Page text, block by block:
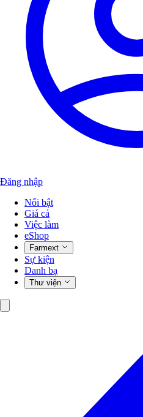
Đăng nhập
Nổi bật
Giá cả
Việc làm
eShop
Farmext
Sự kiện
Danh bạ
Thư viện